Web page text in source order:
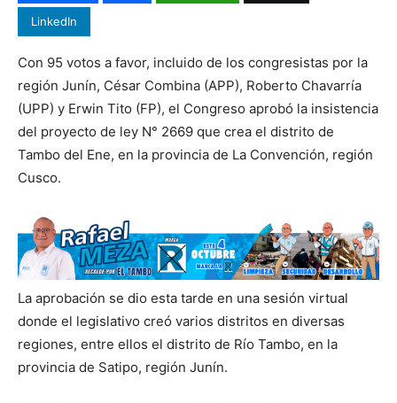
LinkedIn
Con 95 votos a favor, incluido de los congresistas por la
región Junín, César Combina (APP), Roberto Chavarría
(UPP) y Erwin Tito (FP), el Congreso aprobó la insistencia
del proyecto de ley N° 2669 que crea el distrito de
Tambo del Ene, en la provincia de La Convención, región
Cusco.
La aprobación se dio esta tarde en una sesión virtual
donde el legislativo creó varios distritos en diversas
regiones, entre ellos el distrito de Río Tambo, en la
provincia de Satipo, región Junín.